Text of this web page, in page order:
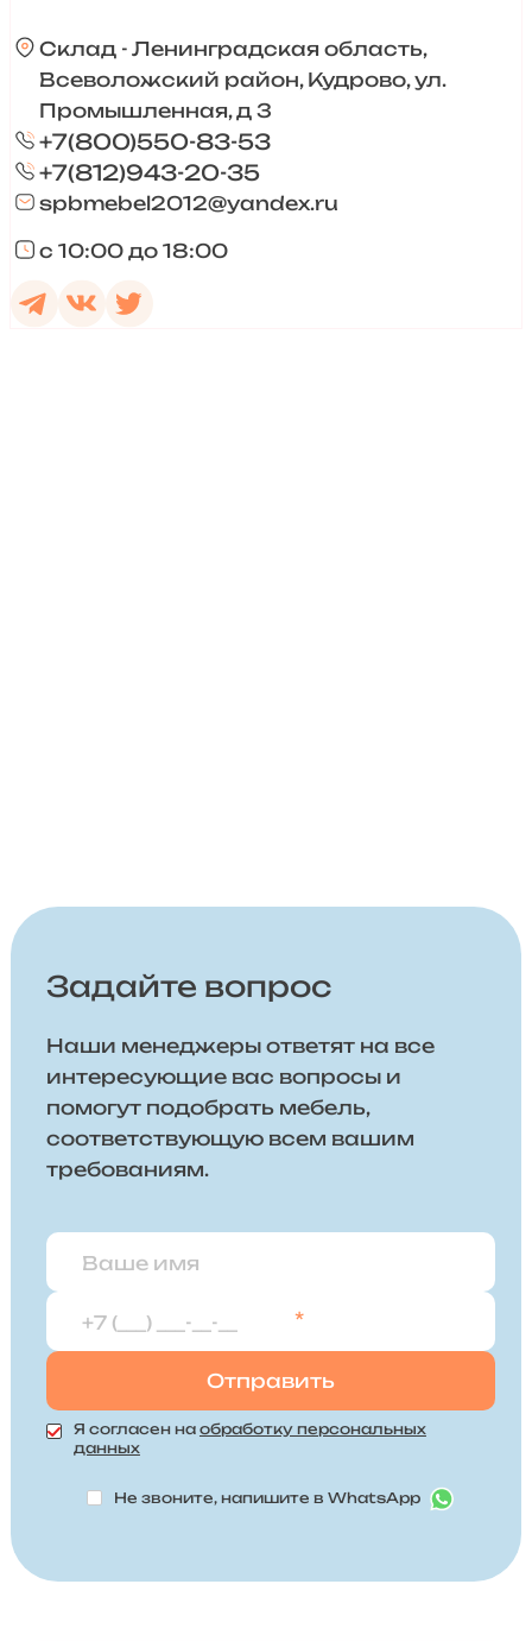
Склад - Ленинградская область,
Всеволожский район, Кудрово, ул.
Промышленная, д 3
+7(800)550-83-53
+7(812)943-20-35
spbmebel2012@yandex.ru
с 10:00 до 18:00
Задайте вопрос
Наши менеджеры ответят на все
интересующие вас вопросы и
помогут подобрать мебель,
соответствующую всем вашим
требованиям.
*
Я согласен на обработку персональных
данных
Не звоните, напишите в WhatsApp